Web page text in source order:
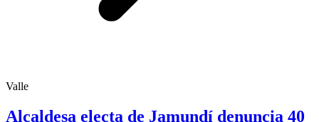
Valle
Alcaldesa electa de Jamundí denuncia 40